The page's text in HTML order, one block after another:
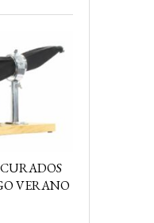
VERANO